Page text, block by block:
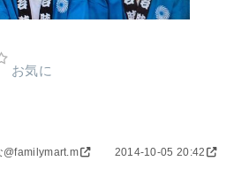
お気に
@familymart.m 2014-10-05 20:42